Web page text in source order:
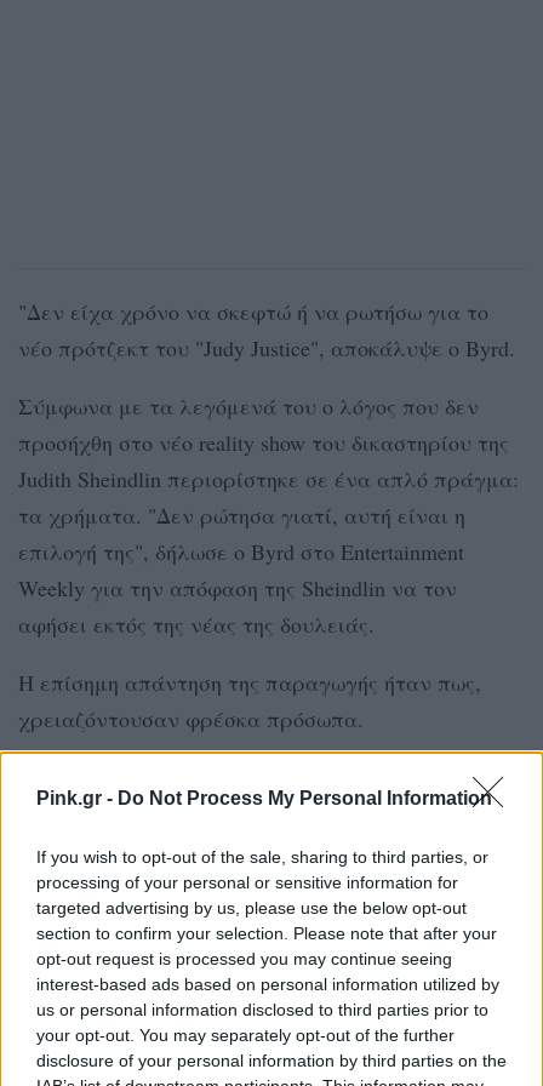
Pink.gr - Do Not Process My Personal Information
If you wish to opt-out of the sale, sharing to third parties, or
processing of your personal or sensitive information for
targeted advertising by us, please use the below opt-out
section to confirm your selection. Please note that after your
opt-out request is processed you may continue seeing
interest-based ads based on personal information utilized by
us or personal information disclosed to third parties prior to
your opt-out. You may separately opt-out of the further
disclosure of your personal information by third parties on the
"Δεν είχα χρόνο να σκεφτώ ή να ρωτήσω για το
νέο πρότζεκτ του "Judy Justice", αποκάλυψε ο Byrd.
Σύμφωνα με τα λεγόμενά του ο λόγος που δεν
προσήχθη στο νέο reality show του δικαστηρίου της
Judith Sheindlin περιορίστηκε σε ένα απλό πράγμα:
τα χρήματα. "Δεν ρώτησα γιατί, αυτή είναι η
επιλογή της", δήλωσε ο Byrd στο Entertainment
Weekly για την απόφαση της Sheindlin να τον
αφήσει εκτός της νέας της δουλειάς.
Η επίσημη απάντηση της παραγωγής ήταν πως,
χρειαζόντουσαν φρέσκα πρόσωπα.
"Όμως, με ενημέρωσε ότι βασικά ήταν σίγουρη πως
ο μισθός μου θα ήταν υπερβολικός. Μα πώς το
ήξερε; Δεν με ρώτησε. Δεν με ρώτησε αν ήμουν
διατεθειμένος να δεχτώ χαμηλότερο μισθό"
αποκάλυψε εκείνος.
ΔΙΑΦΗΜΙΣΗ